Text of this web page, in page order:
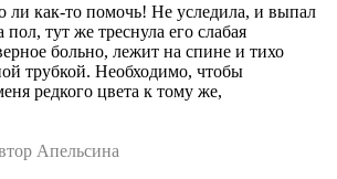
как-то помочь! Не уследила, и выпал
пол, тут же треснула его слабая
больно, лежит на спине и тихо
трубкой. Необходимо, чтобы
редкого цвета к тому же,
Апельсина